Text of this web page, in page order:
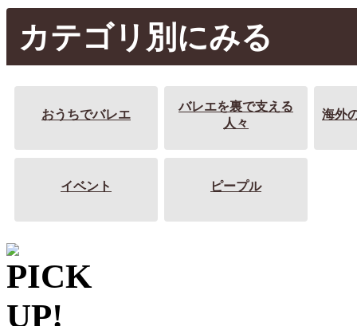
カテゴリ別にみる
おうちでバレエ
バレエを裏で支える
人々
海外
イベント ピープル